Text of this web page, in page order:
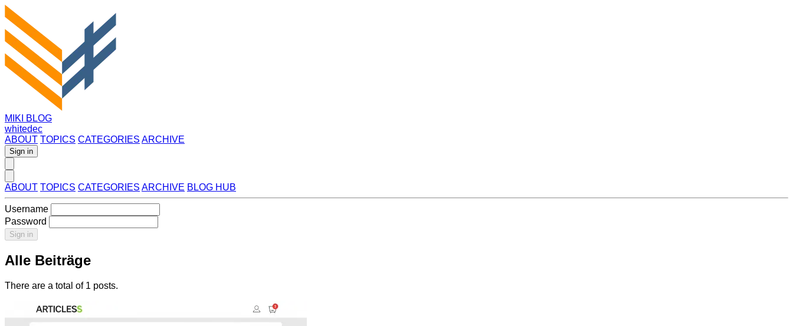
MIKI BLOG
whitedec
ABOUT TOPICS CATEGORIES ARCHIVE
Sign in
ABOUT TOPICS CATEGORIES ARCHIVE BLOG HUB
Username
Password
Sign in
Alle Beiträge
There are a total of 1 posts.